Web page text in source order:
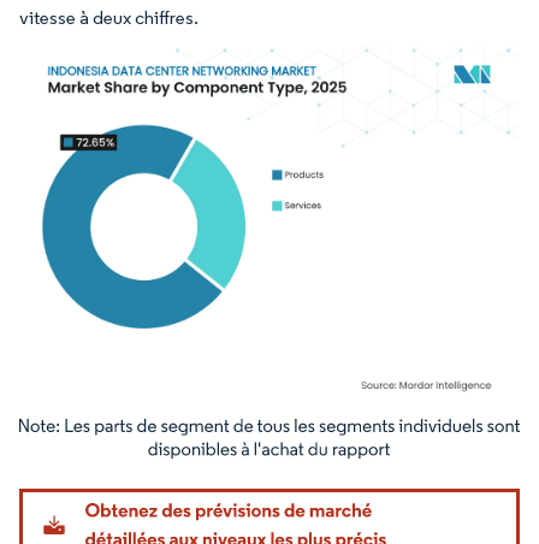
vitesse à deux chiffres.
Image © Mordor Intelligence. La réutilisation nécessite une attribution sous CC BY